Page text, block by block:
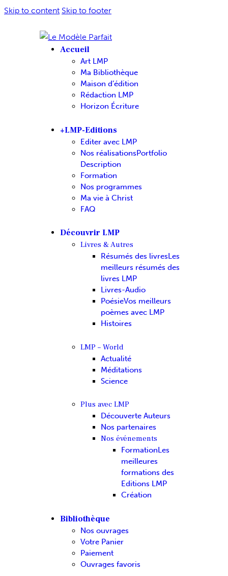
Skip to content Skip to footer
Accueil
Art LMP
Ma Bibliothèque
Maison d’édition
Rédaction LMP
Horizon Écriture
+LMP-Editions
Editer avec LMP
Nos réalisationsPortfolio
Description
Formation
Nos programmes
Ma vie à Christ
FAQ
Découvrir LMP
Livres & Autres
Résumés des livresLes
meilleurs résumés des
livres LMP
Livres-Audio
PoésieVos meilleurs
poèmes avec LMP
Histoires
LMP – World
Actualité
Méditations
Science
Plus avec LMP
Découverte Auteurs
Nos partenaires
Nos événements
FormationLes
meilleures
formations des
Editions LMP
Création
Bibliothèque
Nos ouvrages
Votre Panier
Paiement
Ouvrages favoris